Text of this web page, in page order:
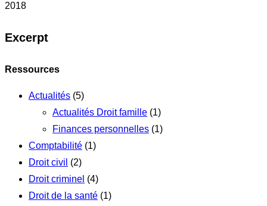
2018
Excerpt
Ressources
Actualités (5)
Actualités Droit famille (1)
Finances personnelles (1)
Comptabilité (1)
Droit civil (2)
Droit criminel (4)
Droit de la santé (1)